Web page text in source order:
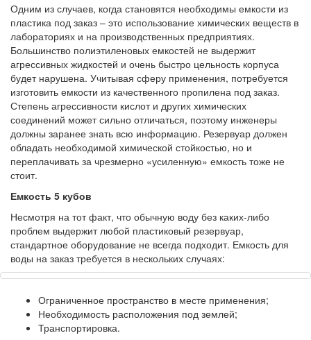
Одним из случаев, когда становятся необходимы емкости из
пластика под заказ – это использование химических веществ в
лабораториях и на производственных предприятиях.
Большинство полиэтиленовых емкостей не выдержит
агрессивных жидкостей и очень быстро цельность корпуса
будет нарушена. Учитывая сферу применения, потребуется
изготовить емкости из качественного пропилена под заказ.
Степень агрессивности кислот и других химических
соединений может сильно отличаться, поэтому инженеры
должны заранее знать всю информацию. Резервуар должен
обладать необходимой химической стойкостью, но и
переплачивать за чрезмерно «усиленную» емкость тоже не
стоит.
Емкость 5 кубов
Несмотря на тот факт, что обычную воду без каких-либо
проблем выдержит любой пластиковый резервуар,
стандартное оборудование не всегда подходит. Емкость для
воды на заказ требуется в нескольких случаях:
Ограниченное пространство в месте применения;
Необходимость расположения под землей;
Транспортировка.